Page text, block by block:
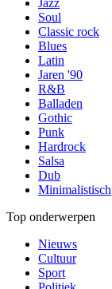
Jazz
Soul
Classic rock
Blues
Latin
Jaren '90
R&B
Balladen
Gothic
Punk
Hardrock
Salsa
Dub
Minimalistisch
Top onderwerpen
Nieuws
Cultuur
Sport